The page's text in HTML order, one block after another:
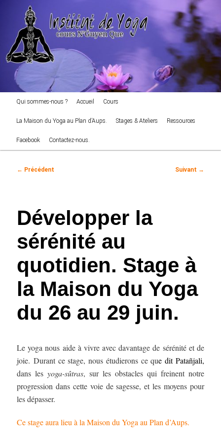
principal
Institut de Yoga
cours NGuyen Que
Qui sommes-nous ? Accueil Cours
La Maison du Yoga au Plan d’Aups. Stages & Ateliers Ressources
Facebook Contactez-nous.
Navigation
← Précédent Suivant →
Développer la
sérénité au
quotidien. Stage à
la Maison du Yoga
du 26 au 29 juin.
Le yoga nous aide à vivre avec davantage de sérénité et de
joie. Durant ce stage, nous étudierons ce que dit Patañjali,
dans lesyoga-sûtras, sur les obstacles qui freinent notre
progression dans cette voie de sagesse, et les moyens pour
les dépasser.
Ce stage aura lieu à la Maison du Yoga au Plan d’Aups.